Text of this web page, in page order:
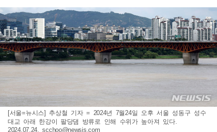
[서울=뉴시스] 추상철 기자 = 2024년 7월24일 오후 서울 성동구 성수
대교 아래 한강이 팔당댐 방류로 인해 수위가 높아져 있다.
2024.07.24.scchoo@newsis.com